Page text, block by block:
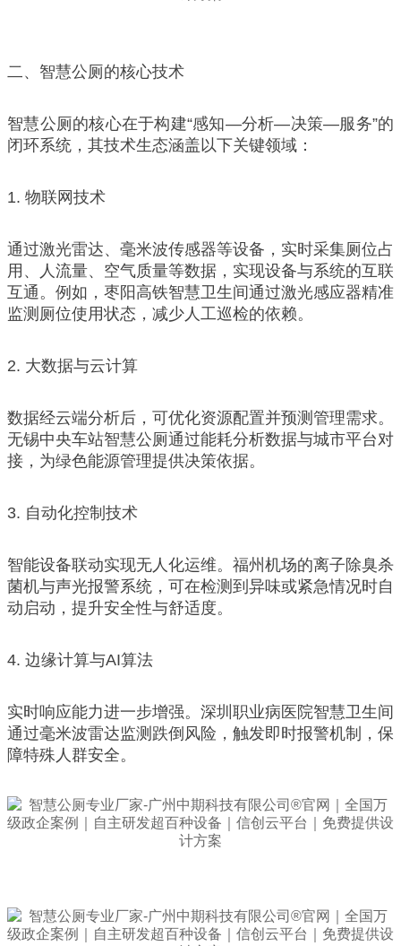
二、智慧公厕的核心技术
智慧公厕的核心在于构建“感知—分析—决策—服务”的
闭环系统，其技术生态涵盖以下关键领域：
1. 物联网技术
通过激光雷达、毫米波传感器等设备，实时采集厕位占
用、人流量、空气质量等数据，实现设备与系统的互联
互通。例如，枣阳高铁智慧卫生间通过激光感应器精准
监测厕位使用状态，减少人工巡检的依赖。
2. 大数据与云计算
数据经云端分析后，可优化资源配置并预测管理需求。
无锡中央车站智慧公厕通过能耗分析数据与城市平台对
接，为绿色能源管理提供决策依据。
3. 自动化控制技术
智能设备联动实现无人化运维。福州机场的离子除臭杀
菌机与声光报警系统，可在检测到异味或紧急情况时自
动启动，提升安全性与舒适度。
4. 边缘计算与AI算法
实时响应能力进一步增强。深圳职业病医院智慧卫生间
通过毫米波雷达监测跌倒风险，触发即时报警机制，保
障特殊人群安全。